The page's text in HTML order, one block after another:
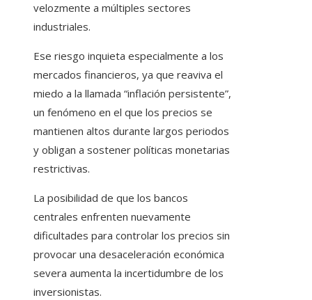
velozmente a múltiples sectores
industriales.
Ese riesgo inquieta especialmente a los
mercados financieros, ya que reaviva el
miedo a la llamada “inflación persistente”,
un fenómeno en el que los precios se
mantienen altos durante largos periodos
y obligan a sostener políticas monetarias
restrictivas.
La posibilidad de que los bancos
centrales enfrenten nuevamente
dificultades para controlar los precios sin
provocar una desaceleración económica
severa aumenta la incertidumbre de los
inversionistas.